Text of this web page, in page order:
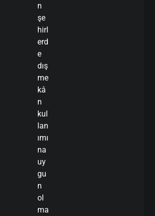
n
şe
hirl
erd
e
dış
me
kâ
n
kul
lan
ımı
na
uy
gu
n
ol
ma